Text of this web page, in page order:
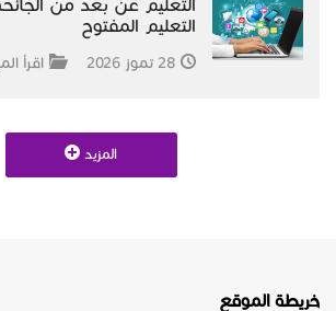
التعليم عن بعد من
التعليم المفتوح
28 تموز 2026 اقرأ
المزيد
خريطة الموقع